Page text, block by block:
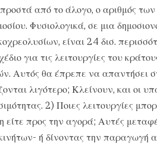
από το άλογο, ο αριθμός
Φυσιολογικά, σε μια
είναι 24 δισ.
για τις λειτουργίες του
Αυτός θα έπρεπε να απαντήσει
λιγότερο; Κλείνουν, και οι
2) Ποιες λειτουργίες
είτε προς την αγορά; Αυτές
ή δίνοντας την παραγωγή